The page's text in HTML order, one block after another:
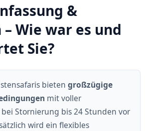
&
– Wie war es und
Sie?
bieten großzügige
mit voller
Stornierung bis 24 Stunden vor
wird ein flexibles